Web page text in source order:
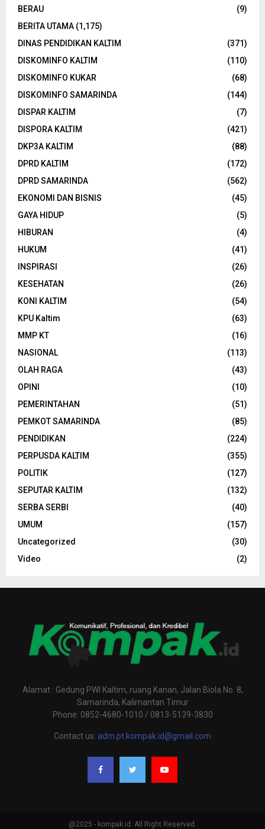
BERAU
(9)
BERITA UTAMA (1,175)
DINAS PENDIDIKAN KALTIM
(371)
DISKOMINFO KALTIM
(110)
DISKOMINFO KUKAR
(68)
DISKOMINFO SAMARINDA
(144)
DISPAR KALTIM
(7)
DISPORA KALTIM
(421)
DKP3A KALTIM
(88)
DPRD KALTIM
(172)
DPRD SAMARINDA
(562)
EKONOMI DAN BISNIS
(45)
GAYA HIDUP
(5)
HIBURAN
(4)
HUKUM
(41)
INSPIRASI
(26)
KESEHATAN
(26)
KONI KALTIM
(54)
KPU Kaltim
(63)
MMP KT
(16)
NASIONAL
(113)
OLAH RAGA
(43)
OPINI
(10)
PEMERINTAHAN
(51)
PEMKOT SAMARINDA
(85)
PENDIDIKAN
(224)
PERPUSDA KALTIM
(355)
POLITIK
(127)
SEPUTAR KALTIM
(132)
SERBA SERBI
(40)
UMUM
(157)
Uncategorized
(30)
Video
(2)
Alamat : Gedung PWI Kaltim, ruang Kanan, Jalan Biola No. 8,
Samarinda, Kalimantan Timur
Phone: 0852-4680-1010 / 0813-5139-3830
Contact us: adm.pt.kompak.id@gmail.com
@2025 - kompak.id. All Right Reserved.